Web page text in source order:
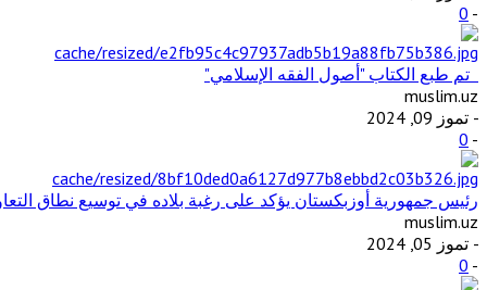
-
0
تم طبع الكتاب "أصول الفقه الإسلامي"
muslim.uz
- تموز 09, 2024
-
0
رئيس جمهورية أوزبكستان يؤكد على رغبة بلاده في توسيع نطاق
muslim.uz
- تموز 05, 2024
-
0